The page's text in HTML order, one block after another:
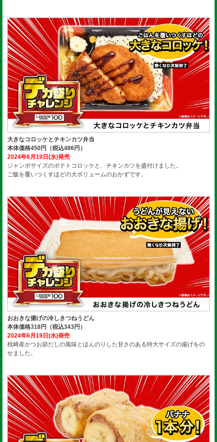
大きなコロッケとチキンカツ弁当
本体価格450円（税込486円）
2024年6月19日(水)発売
ジャンボサイズのポテトコロッケと、チキンカツを盛付けました。
ご飯を覆いつくすほどの大ボリュームのおかずです。
おおきな揚げの冷しきつねうどん
本体価格318円（税込343円）
2024年6月19日(水)発売
枕崎産かつお節だしの風味とほんのりした甘さのある特大サイズの揚げをの
せました。